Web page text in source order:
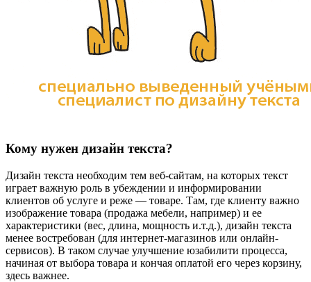
Кому нужен дизайн текста?
Дизайн текста необходим тем веб-сайтам, на которых текст
играет важную роль в убеждении и информировании
клиентов об услуге и реже — товаре. Там, где клиенту важно
изображение товара (продажа мебели, например) и ее
характеристики (вес, длина, мощность и.т.д.), дизайн текста
менее востребован (для интернет-магазинов или онлайн-
сервисов). В таком случае улучшение юзабилити процесса,
начиная от выбора товара и кончая оплатой его через корзину,
здесь важнее.